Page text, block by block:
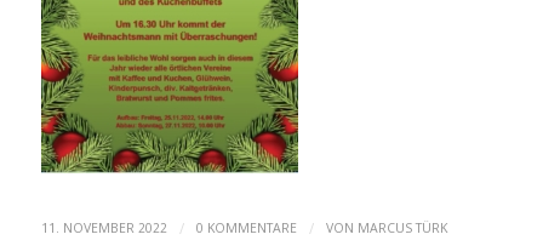
11. NOVEMBER 2022 / 0 KOMMENTARE / VON MARCUS TÜRK